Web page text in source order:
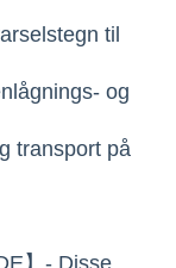
til
og
transport på
】- Disse